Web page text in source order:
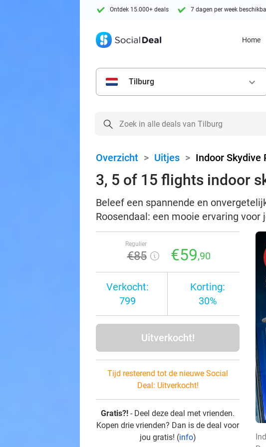
Ontdek 15.000+ deals 7 dagen per week
Home
Tilburg keyboard_arrow_down
Overzicht > Uitjes > Indoor Skydive
3, 5 of 15 flights indoor
Beleef een spannende en
Roosendaal: een mooie ervaring voor
Regulier
€85 €59,90
Verkocht:
799
Korting:
30%
Uitverkocht!
Tijd resterend tot de nieuwe Social
Deal: Uitverkocht!
Gratis?! - Deel deze deal met vrienden.
Kopen drie vrienden? Dan is de deal voor
jou gratis! (info)